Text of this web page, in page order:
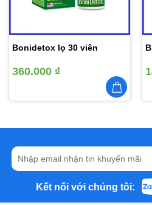
Bonidetox lọ 30 viên
360.000 ₫
Kết nối với chúng tôi: